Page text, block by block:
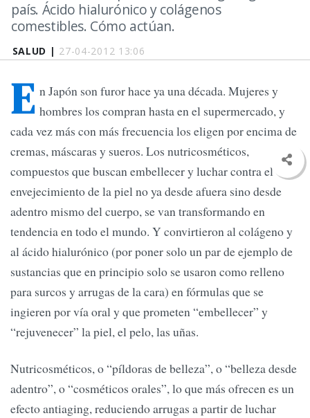
SALUD | 27-04-2012 13:06
país. Ácido hialurónico y colágenos
comestibles. Cómo actúan.
E n Japón son furor hace ya una década. Mujeres y
hombres los compran hasta en el supermercado, y
cada vez más con más frecuencia los eligen por encima de
cremas, máscaras y sueros. Los nutricosméticos,
compuestos que buscan embellecer y luchar contra el
envejecimiento de la piel no ya desde afuera sino desde
adentro mismo del cuerpo, se van transformando en
tendencia en todo el mundo. Y convirtieron al colágeno y
al ácido hialurónico (por poner solo un par de ejemplo de
sustancias que en principio solo se usaron como relleno
para surcos y arrugas de la cara) en fórmulas que se
ingieren por vía oral y que prometen “embellecer” y
“rejuvenecer” la piel, el pelo, las uñas.
Nutricosméticos, o “píldoras de belleza”, o “belleza desde
adentro”, o “cosméticos orales”, lo que más ofrecen es un
efecto antiaging, reduciendo arrugas a partir de luchar